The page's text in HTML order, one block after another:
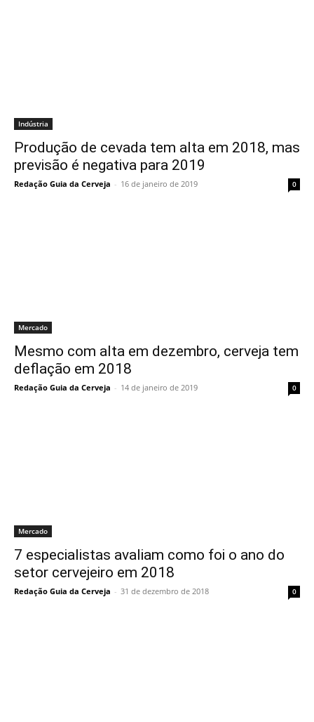
Indústria
Produção de cevada tem alta em 2018, mas
previsão é negativa para 2019
Redação Guia da Cerveja - 16 de janeiro de 2019 0
Mercado
Mesmo com alta em dezembro, cerveja tem
deflação em 2018
Redação Guia da Cerveja - 14 de janeiro de 2019 0
Mercado
7 especialistas avaliam como foi o ano do
setor cervejeiro em 2018
Redação Guia da Cerveja - 31 de dezembro de 2018 0